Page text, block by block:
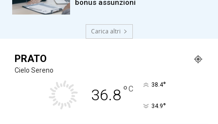
bonus assunzioni
Carica altri
PRATO
Cielo Sereno
36.8°C 38.4°
34.9°